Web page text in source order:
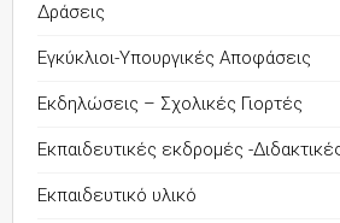
Δράσεις
Εγκύκλιοι-Υπουργικές Αποφάσεις
Εκδηλώσεις – Σχολικές Γιορτές
Εκπαιδευτικές εκδρομές -
Εκπαιδευτικό υλικό